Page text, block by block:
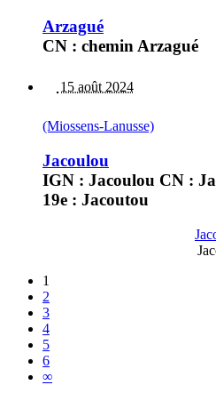
Arzagué
CN : chemin Arzagué
15 août 2024
(Miossens-Lanusse)
Jacoulou
IGN : Jacoulou CN :
19e : Jacoutou
1
2
3
4
5
6
∞